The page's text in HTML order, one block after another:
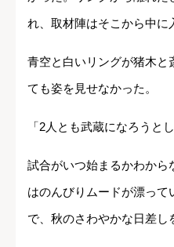
れ、取材陣はそこから中に
青空と白いリングが猪木と
ても姿を見せなかった。
「2人とも武蔵になろうと
試合がいつ始まるかわから
はのんびりムードが漂って
で、秋のさわやかな日差し